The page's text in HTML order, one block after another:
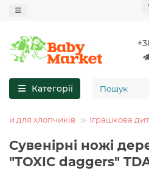
Категорії
для хлопчиків Іграшкова
Сувенірні ножі
"TOXIC daggers"